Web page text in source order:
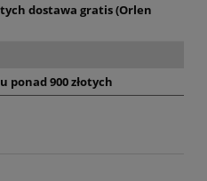
dostawa gratis (Orlen
ponad 900 złotych